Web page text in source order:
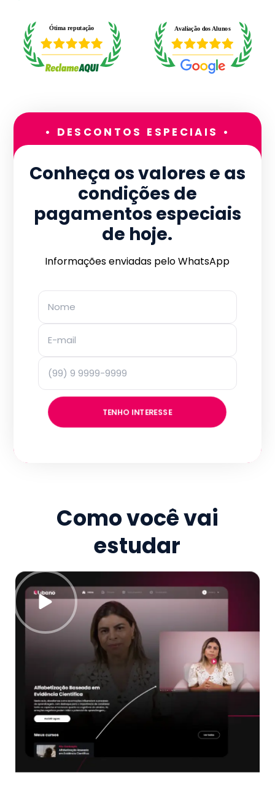
• DESCONTOS ESPECIAIS •
Conheça os valores e as
condições de
pagamentos especiais
de hoje.
Informações enviadas pelo WhatsApp
TENHO INTERESSE
Como você vai
estudar